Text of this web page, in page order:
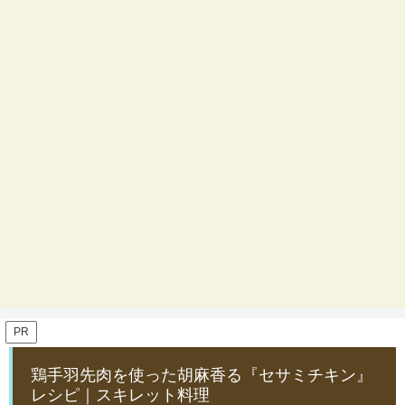
PR
鶏手羽先肉を使った胡麻香る『セサミチキン』
レシピ｜スキレット料理